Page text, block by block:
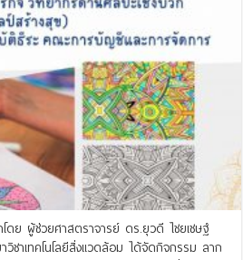
ย ผู้ช่วยศาสตราจารย์ ดร.ยุวดี ไชยเชษฐ์
าเทคโนโลยีสิ่งแวดล้อม ได้จัดกิจกรรม ลาก